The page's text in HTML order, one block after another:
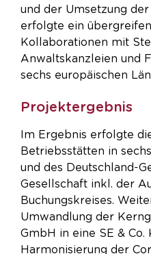
und der Umsetzung
erfolgte ein
Kollaborationen mit
Anwaltskanzleien und
sechs europäischen
Projektergebnis
Im Ergebnis erfolgte
Betriebsstätten in
und des Deutschland-
Gesellschaft inkl. der
Buchungskreises.
Umwandlung der
GmbH in eine SE & Co.
Harmonisierung der